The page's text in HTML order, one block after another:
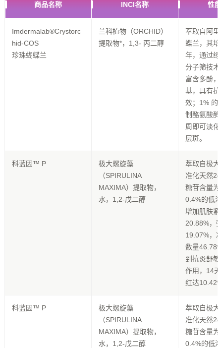
商品名称 INCI名称 性
Imdermalab®Crystorc
hid-COS
珍珠蝴蝶兰
兰科植物（ORCHID）
提取物*，1,3- 丙二醇
萃取自阿里
蝶兰，其
年，通过绿
分子筛技
富含多酚
基，具有抗
效；1% 的
制酪氨酸
周即可淡
层斑。
科蓝因™ P
极大螺旋藻
（SPIRULINA
MAXIMA）提取物，
水，1,2-戊二醇
萃取自极大
准化天然
糖苷含量
0.4%的低
增加肌肤紧
20.88%，
19.07%，
数量
到抗炎舒敏
作用，14
红达
科蓝因™ P
极大螺旋藻
（SPIRULINA
MAXIMA）提取物，
水，1,2-戊二醇
萃取自极大
准化天然
糖苷含量
0.4%的低